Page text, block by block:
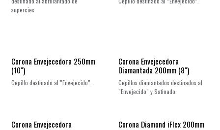
supercies.
Corona Envejecedora 250mm
(10")
Cepillo destinado al ”Envejecido”.
Corona Envejecedora
Diamantada 200mm (8")
Cepillos diamantados destinados al
”Envejecido” y Satinado.
Corona Envejecedora
Corona Diamond iFlex 200mm